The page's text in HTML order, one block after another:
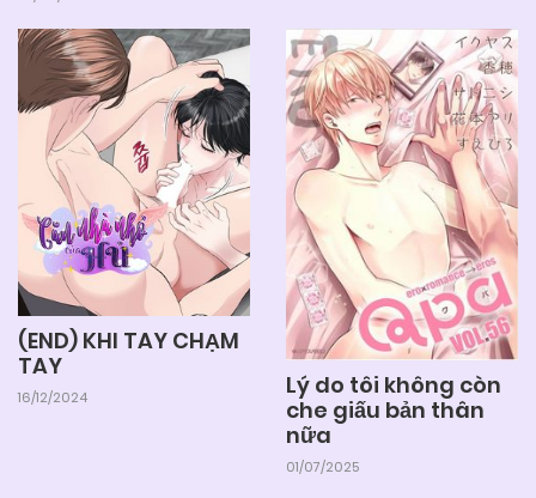
(END) KHI TAY CHẠM
TAY
16/12/2024
Lý do tôi không còn
che giấu bản thân
nữa
01/07/2025